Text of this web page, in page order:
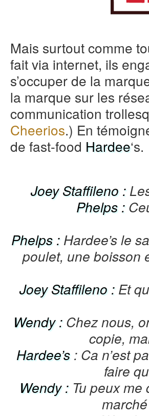
Mais surtout comme
fait via internet, ils
s’occuper de la
la marque sur les
communication
Cheerios.) En
de fast-food Hardee‘s.
Joey Staffileno :
Phelps :
Phelps :Hardee’s le
poulet, une boisson
Joey Staffileno :Et
Wendy :Chez nous,
copie,
Hardee’s: Ca n’est
faire
Wendy :Tu peux me